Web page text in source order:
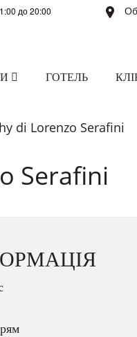
до 20:00
ГОТЕЛЬ
di Lorenzo Serafini
Serafini